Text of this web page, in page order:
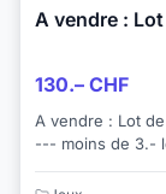
A vendre :
130.– CHF
A vendre : Lot de 48 jeux pour
--- moins de 3.- le jeu --- - Call of Duty.